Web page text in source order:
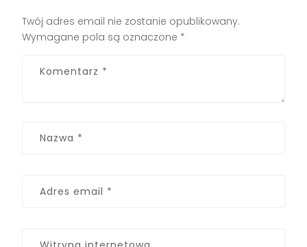
Twój adres email nie zostanie opublikowany.
Wymagane pola są oznaczone *